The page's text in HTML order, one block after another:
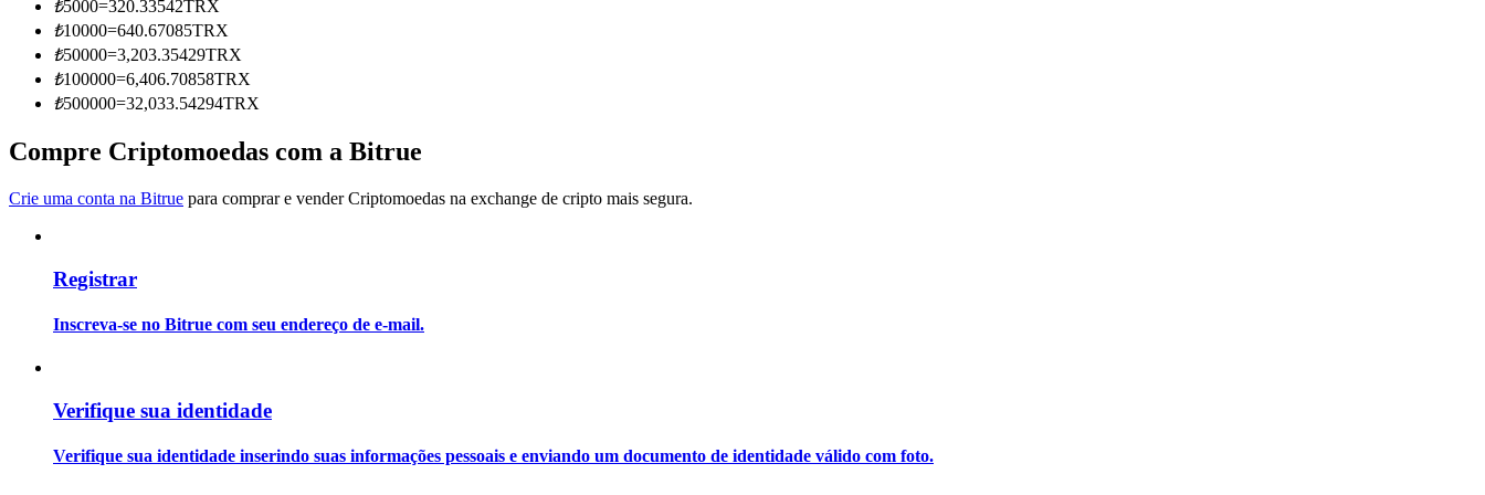
Torne-se um Trader de Cópias
Desfrute da partilha de lucros e comissões de copy trading
Informação
Análise de big data, incluindo informações comerciais, etc.
₺5000=320.33542TRX
₺10000=640.67085TRX
₺50000=3,203.35429TRX
₺100000=6,406.70858TRX
₺500000=32,033.54294TRX
Compre Criptomoedas com a Bitrue
Crie uma conta na Bitrue para comprar e vender Criptomoedas na exchange de cripto mais segura.
Registrar
Inscreva-se no Bitrue com seu endereço de e-mail.
Verifique sua identidade
Verifique sua identidade inserindo suas informações pessoais e enviando um documento de identidade válido com foto.